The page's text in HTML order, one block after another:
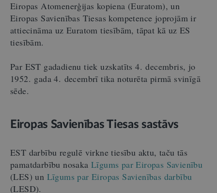
Eiropas Atomenerģijas kopiena (Euratom), un
Eiropas Savienības Tiesas kompetence joprojām ir
attiecināma uz Euratom tiesībām, tāpat kā uz ES
tiesībām.
Par EST gadadienu tiek uzskatīts 4. decembris, jo
1952. gada 4. decembrī tika noturēta pirmā svinīgā
sēde.
Eiropas Savienības Tiesas sastāvs
EST darbību regulē virkne tiesību aktu, taču tās
pamatdarbību nosaka Līgums par Eiropas Savienību
(LES) un Līgums par Eiropas Savienības darbību
(LESD).